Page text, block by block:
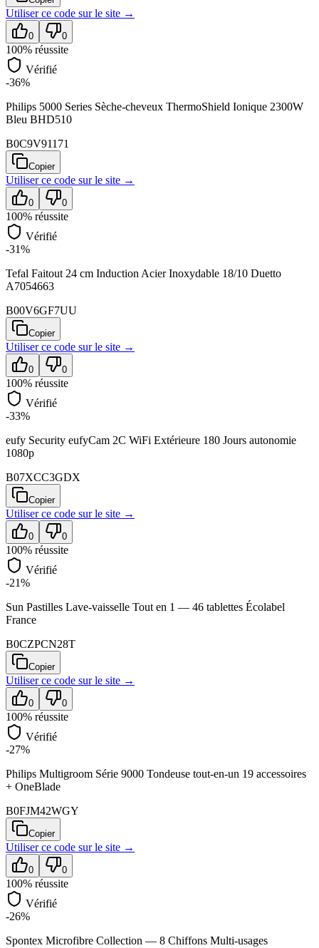
Utiliser ce code surle site →
0 0
100% réussite
Vérifié
-36%
Philips 5000 Series Sèche-cheveux ThermoShield Ionique 2300W
Bleu BHD510
B0C9V91171
Copier
Utiliser ce code surle site →
0 0
100% réussite
Vérifié
-31%
Tefal Faitout 24 cm Induction Acier Inoxydable 18/10 Duetto
A7054663
B00V6GF7UU
Copier
Utiliser ce code surle site →
0 0
100% réussite
Vérifié
-33%
eufy Security eufyCam 2C WiFi Extérieure 180 Jours autonomie
1080p
B07XCC3GDX
Copier
Utiliser ce code surle site →
0 0
100% réussite
Vérifié
-21%
Sun Pastilles Lave-vaisselle Tout en 1 — 46 tablettes Écolabel
France
B0CZPCN28T
Copier
Utiliser ce code surle site →
0 0
100% réussite
Vérifié
-27%
Philips Multigroom Série 9000 Tondeuse tout-en-un 19 accessoires
+ OneBlade
B0FJM42WGY
Copier
Utiliser ce code surle site →
0 0
100% réussite
Vérifié
-26%
Spontex Microfibre Collection — 8 Chiffons Multi-usages